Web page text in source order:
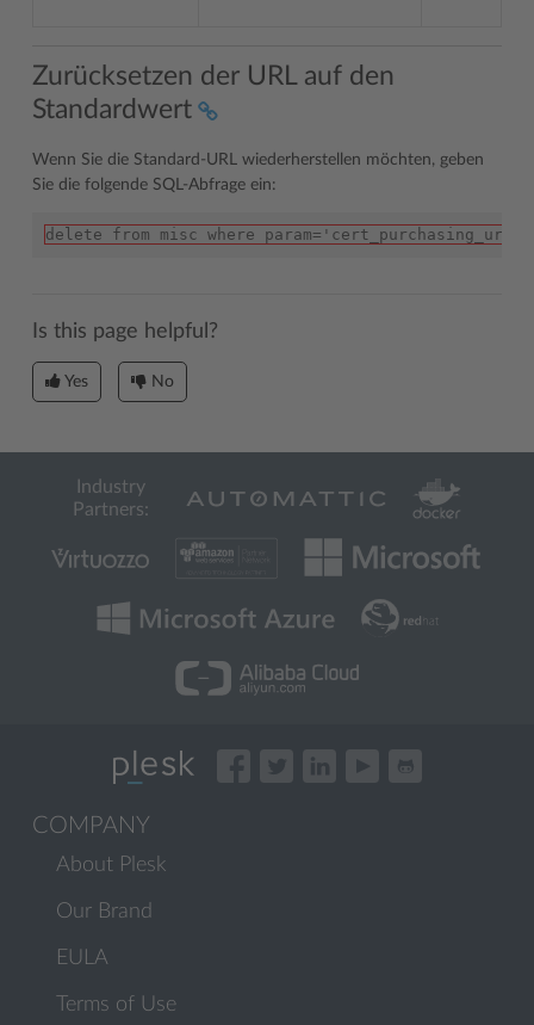
Zurücksetzen der URL auf den
Standardwert
Wenn Sie die Standard-URL wiederherstellen möchten, geben
Sie die folgende SQL-Abfrage ein:
delete from misc where param='cert_purchasing_url';
Is this page helpful?
Yes No
Industry
Partners:
COMPANY
About Plesk
Our Brand
EULA
Terms of Use